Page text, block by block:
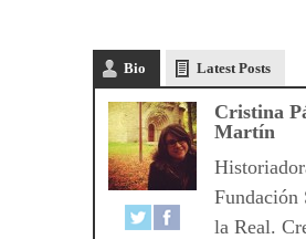
Bio Latest Posts
Cristina
Martín
Fundación
la Real.